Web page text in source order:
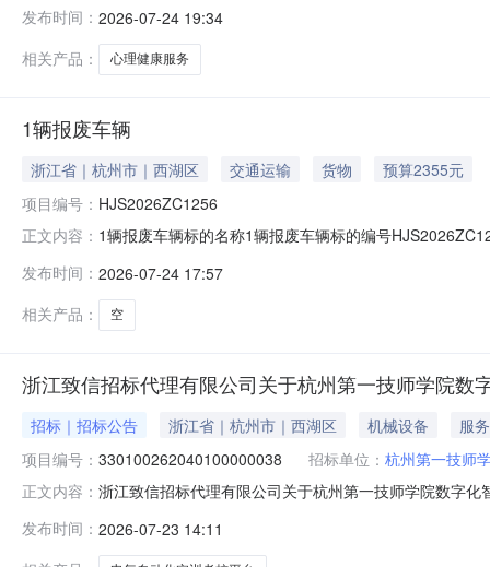
号七、其它事项：各参加采购活动的供应商认为该成交
日内，
发布时间： 2026-07-24 19:34
相关产品：
心理健康服务
1辆报废车辆
浙江省｜杭州市｜西湖区 交通运输 货物
预算2355元
项目编号： HJS2026ZC1256
正文内容： 1辆报废车辆标的名称1辆报废车辆标的编号
基本情况报废物资报废物资标的名称1辆报废车辆规格型
发布时间： 2026-07-24 17:57
相关产品：
空
浙江致信招标代理有限公司关于杭州第一技师学院
招标｜招标公告 浙江省｜杭州市｜西湖区 机械设备
服务
项目编号： 330100262040100000038 招标单位： 杭州第一技师
正文内容： 浙江致信招标代理有限公司关于杭州第一技师学院数字
330100262040100000038项目名称：数字化智能工厂
智
发布时间： 2026-07-23 14:11